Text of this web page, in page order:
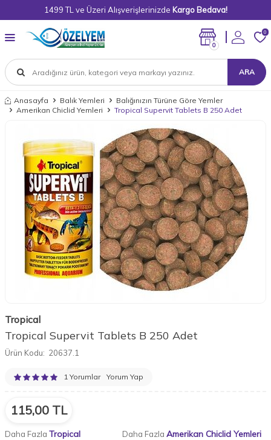
1499 TL ve Üzeri Alışverişlerinizde Kargo Bedava!
ARA
0
0
Anasayfa Balık Yemleri
Balığınızın Türüne Göre Yemler
Amerikan Chiclid Yemleri
Tropical Supervit Tablets B 250 Adet
Tropical
Tropical Supervit Tablets B 250 Adet
Ürün Kodu: 20637.1
1 Yorumlar Yorum Yap
115,00 TL
Daha Fazla Tropical Daha Fazla Amerikan Chiclid Yemleri